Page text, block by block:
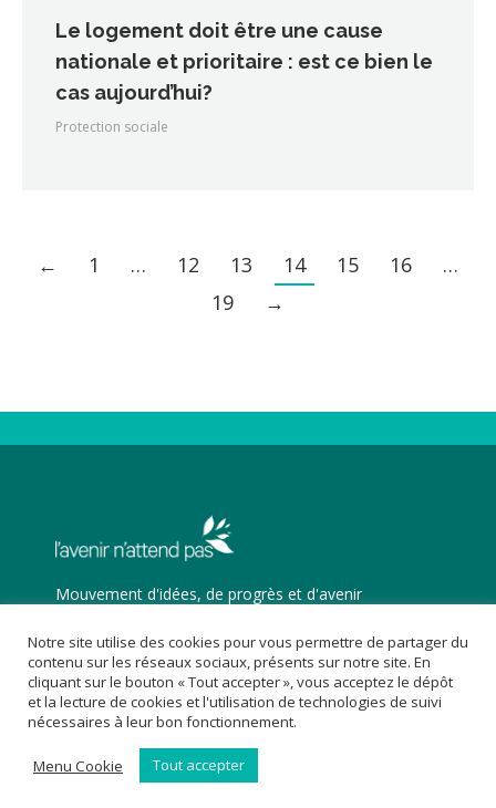
Le logement doit être une cause
nationale et prioritaire : est ce bien le
cas aujourd’hui?
Protection sociale
← 1 … 12 13 14 15 16
…
19
→
Mouvement d'idées, de progrès et d'avenir
Facebook
page
opens
in
new
X
page
opens
in
new
YouTube
page
opens
in
new
© 2012-2024. L'avenir n'attend pas
Notre site utilise des cookies pour vous permettre de partager du
contenu sur les réseaux sociaux, présents sur notre site. En
cliquant sur le bouton « Tout accepter », vous acceptez le dépôt
et la lecture de cookies et l'utilisation de technologies de suivi
nécessaires à leur bon fonctionnement.
Menu Cookie Tout accepter